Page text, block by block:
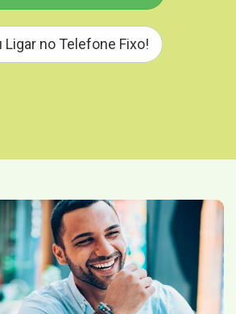
no Telefone Fixo!